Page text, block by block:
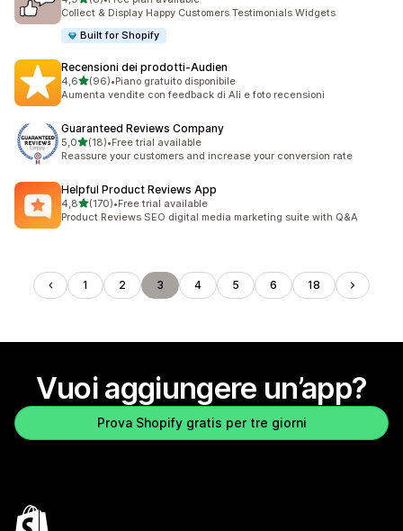
8 recensioni totali
Collect & Display Happy Customers Testimonials Widgets
Built for Shopify
Recensioni dei prodotti‑Audien
4,6stelle su 5
(96)
96 recensioni totali
•Piano gratuito disponibile
Aumenta vendite con feedback di Ali e foto recensioni
Guaranteed Reviews Company
5,0stelle su 5
(18)
18 recensioni totali
•Free trial available
Reassure your customers and increase your conversion rate
Helpful Product Reviews App
4,8stelle su 5
(170)
170 recensioni totali
•Free trial available
Product Reviews SEO digital media marketing suite with Q&A
1 2 3 4 5 6 18
Vuoi aggiungere un’app?
Prova Shopify gratis per tre giorni